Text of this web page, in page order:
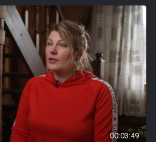
00:03:49